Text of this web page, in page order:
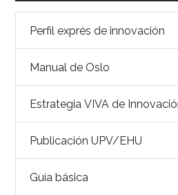
Perfil exprés de innovación
Manual de Oslo
Estrategia VIVA de
Publicación UPV/EHU
Guía básica